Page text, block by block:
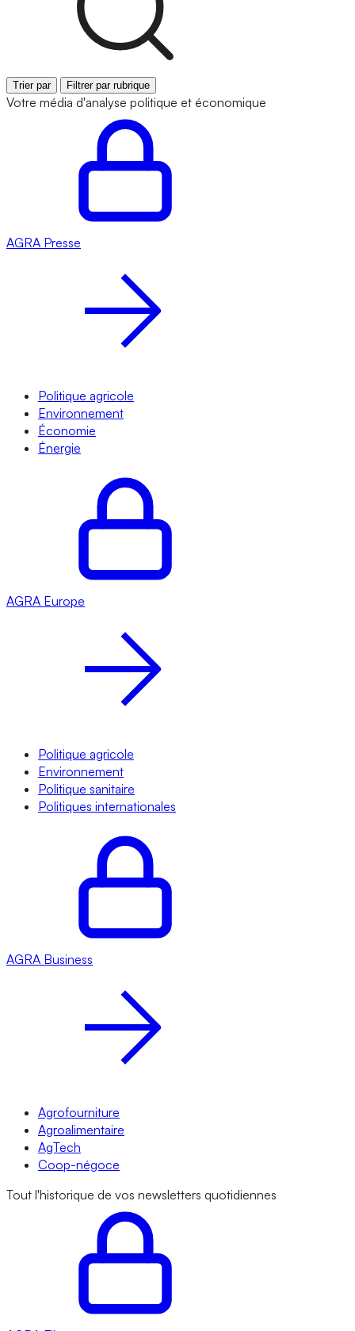
Trier par Filtrer par rubrique
Votre média d'analyse politique et économique
AGRA Presse
Politique agricole
Environnement
Économie
Énergie
AGRA Europe
Politique agricole
Environnement
Politique sanitaire
Politiques internationales
AGRA Business
Agrofourniture
Agroalimentaire
AgTech
Coop-négoce
Tout l'historique de vos newsletters quotidiennes